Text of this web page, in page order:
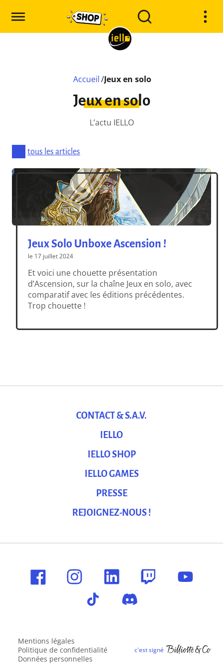
Accueil /Jeux en solo
Jeux en solo
L’actu IELLO
tous les articles
Jeux Solo Unboxe Ascension !
le 17 juillet 2024
Et voici une chouette présentation
d’Ascension, sur la chaîne Jeux en solo, avec
comparatif avec les éditions précédentes.
Trop chouette !
CONTACT & S.A.V.
IELLO
IELLO SHOP
IELLO GAMES
PRESSE
REJOIGNEZ-NOUS !
Mentions légales
Politique de confidentialité
Données personnelles